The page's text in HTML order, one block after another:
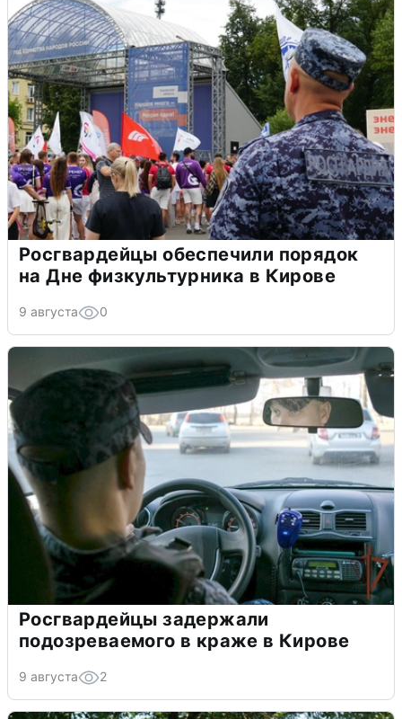
Росгвардейцы обеспечили порядок
на Дне физкультурника в Кирове
9 августа 0
Росгвардейцы задержали
подозреваемого в краже в Кирове
9 августа 2